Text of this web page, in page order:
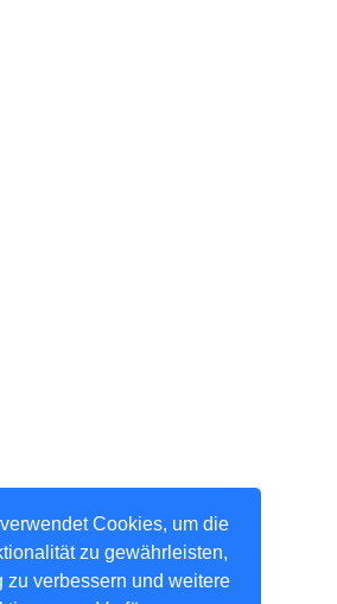
Cookies, um die
zu gewährleisten,
zu verbessern und weitere